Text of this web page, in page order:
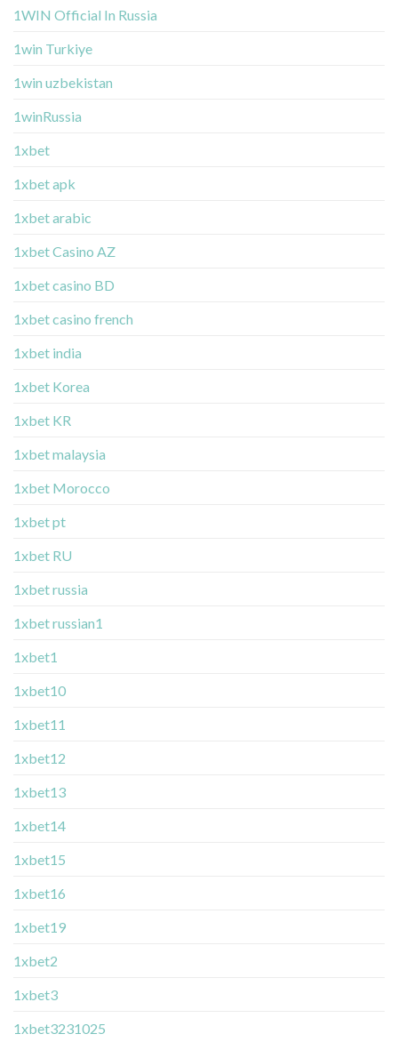
1WIN Official In Russia
1win Turkiye
1win uzbekistan
1winRussia
1xbet
1xbet apk
1xbet arabic
1xbet Casino AZ
1xbet casino BD
1xbet casino french
1xbet india
1xbet Korea
1xbet KR
1xbet malaysia
1xbet Morocco
1xbet pt
1xbet RU
1xbet russia
1xbet russian1
1xbet1
1xbet10
1xbet11
1xbet12
1xbet13
1xbet14
1xbet15
1xbet16
1xbet19
1xbet2
1xbet3
1xbet3231025